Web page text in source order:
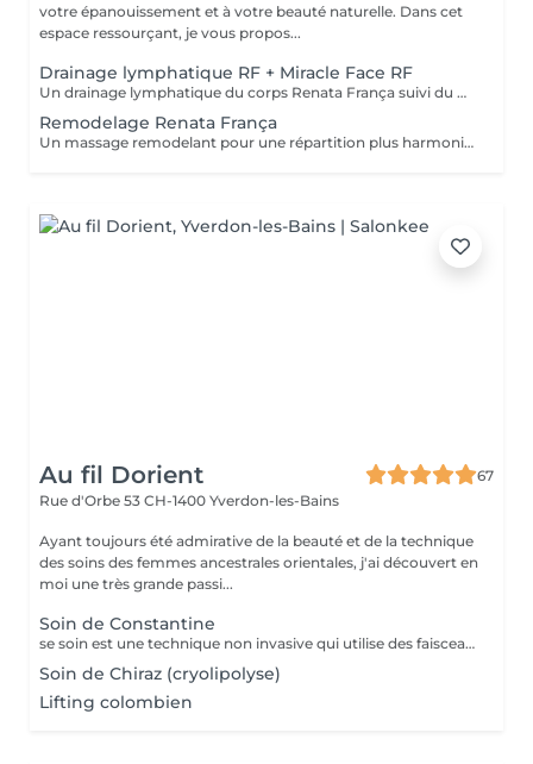
votre épanouissement et à votre beauté naturelle. Dans cet
espace ressourçant, je vous propos...
Drainage lymphatique RF + Miracle Face RF
Un drainage lymphatique du corps Renata França suivi du Miracle Face visage.
Remodelage Renata França
Un massage remodelant pour une répartition plus harmonieuse des graisses. Avant de profiter du remodelage, il est recommandé d'avoir au préalable, bénéficié d'un drainage lymphatique Renata França.
Au fil Dorient
67
Rue d'Orbe 53 CH-1400 Yverdon-les-Bains
Ayant toujours été admirative de la beauté et de la technique
des soins des femmes ancestrales orientales, j'ai découvert en
moi une très grande passi...
Soin de Constantine
se soin est une technique non invasive qui utilise des faisceaux de lumière laser à basse intensité pour cibler et réduire les cellules graisseuses. Elle accélère le métabolisme, favorisant ainsi une meilleure combustion des calories et une utilisation plus efficace des nutriments par l'organisme. Bien que les séances de laserothérapie soient efficaces dans la perte de poids,
Soin de Chiraz (cryolipolyse)
Lifting colombien